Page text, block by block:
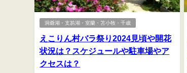
洞爺湖・支笏湖・室蘭・苫小牧・千歳
えこりん村バラ祭り2024見頃や開花
状況は？スケジュールや駐車場やア
クセスは？